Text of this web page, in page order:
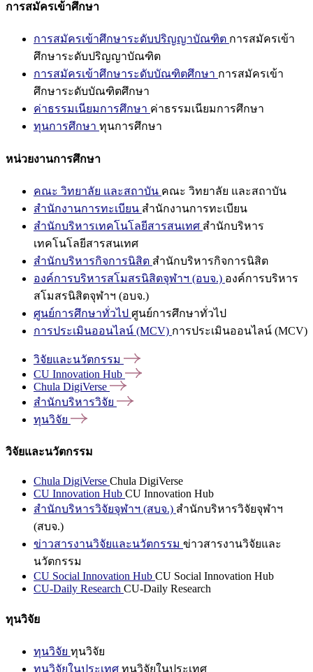
การสมัครเข้าศึกษา
การสมัครเข้าศึกษาระดับปริญญาบัณฑิต การสมัครเข้า
ศึกษาระดับปริญญาบัณฑิต
การสมัครเข้าศึกษาระดับบัณฑิตศึกษา การสมัครเข้า
ศึกษาระดับบัณฑิตศึกษา
ค่าธรรมเนียมการศึกษา ค่าธรรมเนียมการศึกษา
ทุนการศึกษา ทุนการศึกษา
หน่วยงานการศึกษา
คณะ วิทยาลัย และสถาบัน คณะ วิทยาลัย และสถาบัน
สำนักงานการทะเบียน สำนักงานการทะเบียน
สำนักบริหารเทคโนโลยีสารสนเทศ สำนักบริหาร
เทคโนโลยีสารสนเทศ
สำนักบริหารกิจการนิสิต สำนักบริหารกิจการนิสิต
องค์การบริหารสโมสรนิสิตจุฬาฯ (อบจ.) องค์การบริหาร
สโมสรนิสิตจุฬาฯ (อบจ.)
ศูนย์การศึกษาทั่วไป ศูนย์การศึกษาทั่วไป
การประเมินออนไลน์ (MCV) การประเมินออนไลน์ (MCV)
วิจัยและนวัตกรรม
CU Innovation Hub
Chula DigiVerse
สำนักบริหารวิจัย
ทุนวิจัย
วิจัยและนวัตกรรม
Chula DigiVerse Chula DigiVerse
CU Innovation Hub CU Innovation Hub
สำนักบริหารวิจัยจุฬาฯ (สบจ.) สำนักบริหารวิจัยจุฬาฯ
(สบจ.)
ข่าวสารงานวิจัยและนวัตกรรม ข่าวสารงานวิจัยและ
นวัตกรรม
CU Social Innovation Hub CU Social Innovation Hub
CU-Daily Research CU-Daily Research
ทุนวิจัย
ทุนวิจัย ทุนวิจัย
ทุนวิจัยในประเทศ ทุนวิจัยในประเทศ